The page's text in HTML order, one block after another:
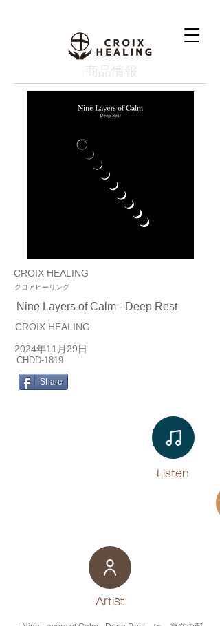
​商品情報
CROIX HEALING
クロアヒーリング
Nine Layers of Calm - Deep Rest
CROIX HEALING
2024年11月29日
CHDD-1819
Share
Listen​
​Artist